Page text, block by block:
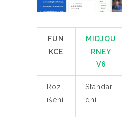
FUN
KCE
MIDJOU
RNEY
V6
Rozl
išení
Standar
dní